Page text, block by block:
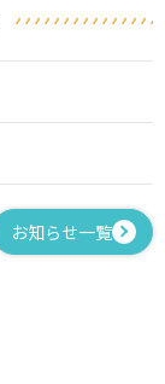
お知らせ一覧